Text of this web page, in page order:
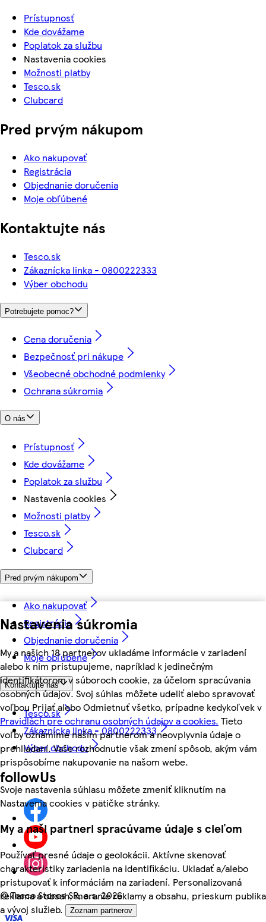
Nastavenia súkromia
My a našich 18 partnerov ukladáme informácie v zariadení
alebo k nim pristupujeme, napríklad k jedinečným
identifikátorom v súboroch cookie, za účelom spracúvania
osobných údajov. Svoj súhlas môžete udeliť alebo spravovať
voľbou Prijať alebo Odmietnuť všetko, prípadne kedykoľvek v
Pravidlách pre ochranu osobných údajov a cookies. Tieto
voľby oznámime našim partnerom a neovplyvnia údaje o
prehliadaní. Vaše rozhodnutie však zmení spôsob, akým vám
prispôsobíme nakupovanie na našom webe.
Svoje nastavenia súhlasu môžete zmeniť kliknutím na
Nastavenia cookies v pätičke stránky.
My a naši partneri spracúvame údaje s cieľom
Používať presné údaje o geolokácii. Aktívne skenovať
charakteristiky zariadenia na identifikáciu. Ukladať a/alebo
pristupovať k informáciám na zariadení. Personalizovaná
reklama a obsah, meranie reklamy a obsahu, prieskum publika
a vývoj služieb.
Zoznam partnerov
Prístupnosť
Kde dovážame
Poplatok za službu
Nastavenia cookies
Možnosti platby
Tesco.sk
Clubcard
Pred prvým nákupom
Ako nakupovať
Registrácia
Objednanie doručenia
Moje obľúbené
Kontaktujte nás
Tesco.sk
Zákaznícka linka - 0800222333
Výber obchodu
Potrebujete pomoc?
Cena doručenia
Bezpečnosť pri nákupe
Všeobecné obchodné podmienky
Ochrana súkromia
O nás
Prístupnosť
Kde dovážame
Poplatok za službu
Nastavenia cookies
Možnosti platby
Tesco.sk
Clubcard
Pred prvým nákupom
Ako nakupovať
Registrácia
Objednanie doručenia
Moje obľúbené
Kontaktujte nás
Tesco.sk
Zákaznícka linka - 0800222333
Výber obchodu
followUs
©Tesco Stores SR, a.s. 2026